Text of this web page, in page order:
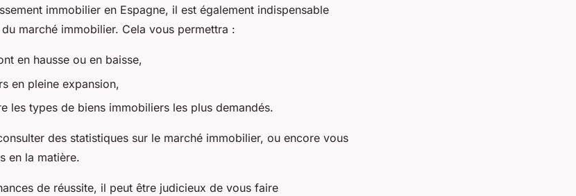
immobilier en Espagne, il est également indispensable
marché immobilier. Cela vous permettra :
en hausse ou en baisse,
en pleine expansion,
les types de biens immobiliers les plus demandés.
des statistiques sur le marché immobilier, ou encore vous
en la matière.
de réussite, il peut être judicieux de vous faire